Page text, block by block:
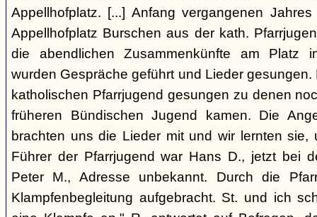
Appellhofplatz. [...] Anfang vergangenen
Appellhofplatz Burschen aus der kath.
die abendlichen Zusammenkünfte am Platz
wurden Gespräche geführt und Lieder
katholischen Pfarrjugend gesungen zu denen
früheren Bündischen Jugend kamen. Die
brachten uns die Lieder mit und wir lernten sie,
Führer der Pfarrjugend war Hans D., jetzt bei
Peter M., Adresse unbekannt. Durch die
Klampfenbegleitung aufgebracht. St. und ich